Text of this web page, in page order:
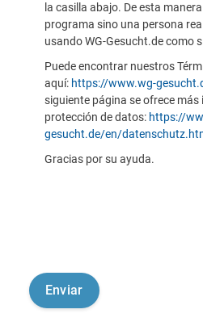
la casilla abajo. De esta
programa sino una persona
usando WG-Gesucht.de como
Puede encontrar nuestros
aquí: https://www.wg-
siguiente página se ofrece
protección de datos: https://
gesucht.de/en/
Gracias por su ayuda.